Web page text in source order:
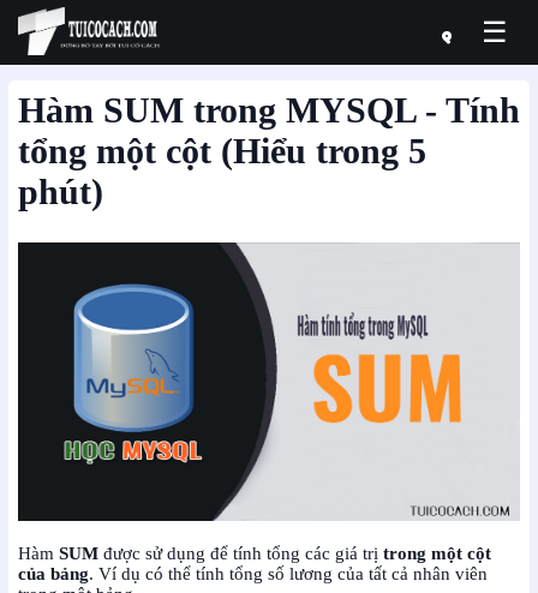
☰
Hàm SUM trong MYSQL - Tính
tổng một cột (Hiểu trong 5
phút)
Hàm SUM được sử dụng để tính tổng các giá trị trong một cột
của bảng. Ví dụ có thể tính tổng số lương của tất cả nhân viên